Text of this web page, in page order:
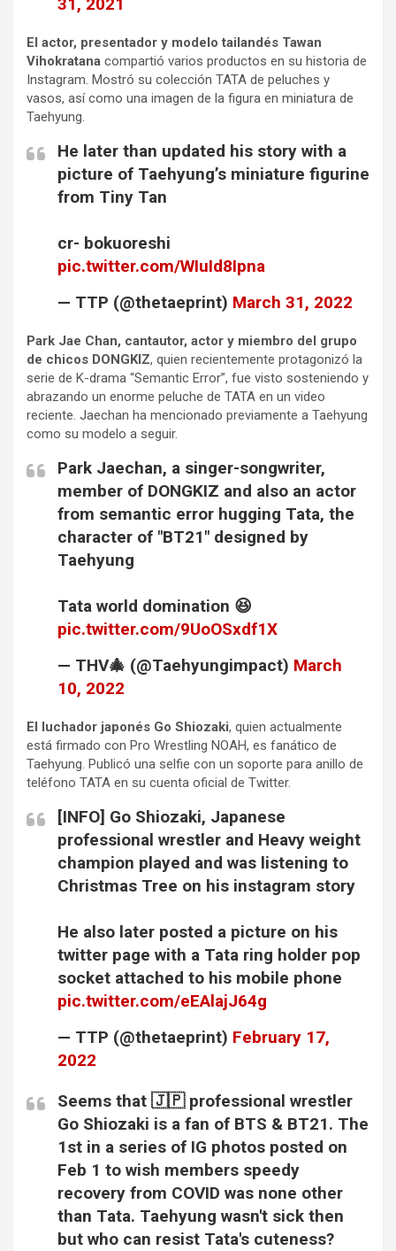
31, 2021
El actor, presentador y modelo tailandés Tawan
Vihokratana compartió varios productos en su historia de
Instagram. Mostró su colección TATA de peluches y
vasos, así como una imagen de la figura en miniatura de
Taehyung.
He later than updated his story with a
picture of Taehyung’s miniature figurine
from Tiny Tan
cr- bokuoreshi
pic.twitter.com/WIuId8Ipna
— TTP (@thetaeprint) March 31, 2022
Park Jae Chan, cantautor, actor y miembro del grupo
de chicos DONGKIZ, quien recientemente protagonizó la
serie de K-drama “Semantic Error”, fue visto sosteniendo y
abrazando un enorme peluche de TATA en un video
reciente. Jaechan ha mencionado previamente a Taehyung
como su modelo a seguir.
Park Jaechan, a singer-songwriter,
member of DONGKIZ and also an actor
from semantic error hugging Tata, the
character of "BT21" designed by
Taehyung
Tata world domination 😆
pic.twitter.com/9UoOSxdf1X
— THV🎄 (@Taehyungimpact) March
10, 2022
El luchador japonés Go Shiozaki, quien actualmente
está firmado con Pro Wrestling NOAH, es fanático de
Taehyung. Publicó una selfie con un soporte para anillo de
teléfono TATA en su cuenta oficial de Twitter.
[INFO] Go Shiozaki, Japanese
professional wrestler and Heavy weight
champion played and was listening to
Christmas Tree on his instagram story
He also later posted a picture on his
twitter page with a Tata ring holder pop
socket attached to his mobile phone
pic.twitter.com/eEAlajJ64g
— TTP (@thetaeprint) February 17,
2022
Seems that 🇯🇵 professional wrestler
Go Shiozaki is a fan of BTS & BT21. The
1st in a series of IG photos posted on
Feb 1 to wish members speedy
recovery from COVID was none other
than Tata. Taehyung wasn't sick then
but who can resist Tata's cuteness?